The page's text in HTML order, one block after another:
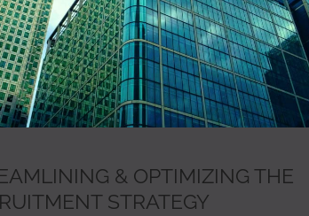
& OPTIMIZING THE
STRATEGY